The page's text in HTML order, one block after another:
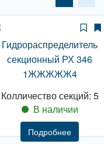
Гидрораспределитель
секционный РХ 346
1ЖЖЖЖЖ4
Колличество секций: 5
В наличии
Подробнее